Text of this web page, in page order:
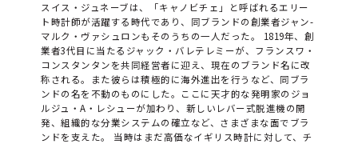
スイス・ジュネーブは、「キャノビチェ」と呼ばれるエリー
ト時計師が活躍する時代であり、同ブランドの創業者ジャン-
マルク・ヴァシュロンもそのうちの一人だった。 1819年、創
業者3代目に当たるジャック・バレテレミーが、フランスワ・
コンスタンタンを共同経営者に迎え、現在のブランド名に改
称される。また彼らは積極的に海外進出を行うなど、同ブラ
ンドの名を不動のものにした。ここに天才的な発明家のジョ
ルジュ・A・レシューが加わり、新しいレバー式脱進機の開
発、組織的な分業システムの確立など、さまざまな面でブラ
ンドを支えた。 当時はまだ高価なイギリス時計に対して、チ